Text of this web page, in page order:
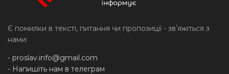
Є помилки в тексті, питання чи пропозиції - звʼяжіться з
нами:
- proslav.info@gmail.com
- Напишіть нам в телеграм